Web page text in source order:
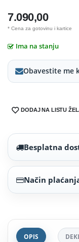
7.090,00
* Cena za gotovinu i kartice
Ima na stanju
Obavestite me
DODAJ NA LISTU
Besplatna
Način
OPIS